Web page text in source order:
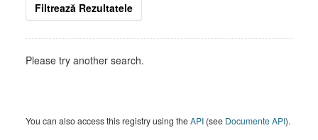
Filtrează Rezultatele
Please try another search.
You can also access this registry using theAPI (see Documente API).